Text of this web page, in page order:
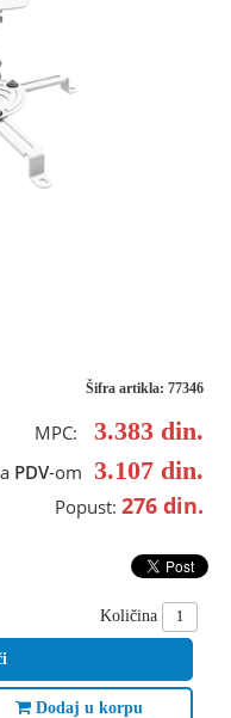
Šifra artikla: 77346
MPC: 3.383 din.
PDV-om 3.107 din.
Popust: 276 din.
Količina
Dodaj u korpu